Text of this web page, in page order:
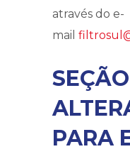
através do e-
mail
SEÇÃO
PARA